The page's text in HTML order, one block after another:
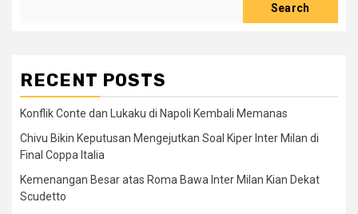
Search
RECENT POSTS
Konflik Conte dan Lukaku di Napoli Kembali Memanas
Chivu Bikin Keputusan Mengejutkan Soal Kiper Inter Milan di
Final Coppa Italia
Kemenangan Besar atas Roma Bawa Inter Milan Kian Dekat
Scudetto